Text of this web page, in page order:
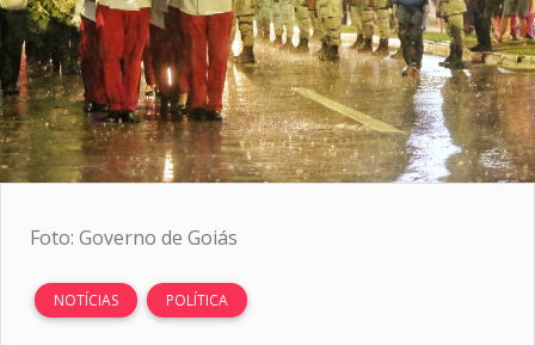
Foto: Governo de Goiás
NOTÍCIAS POLÍTICA